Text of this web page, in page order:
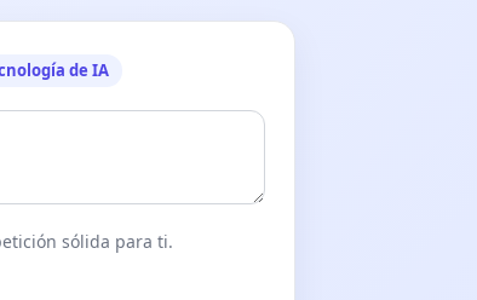
de IA
sólida para ti.